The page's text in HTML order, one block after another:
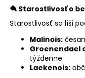
🪮 Starostlivosť o
Starostlivosť sa líši
Malinois:
Groenendael
týždenne
Laekenois: